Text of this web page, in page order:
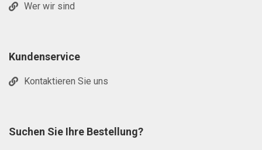
Wer wir sind
Kundenservice
Kontaktieren Sie uns
Suchen Sie Ihre Bestellung?